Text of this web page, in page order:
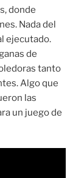
donde
Nada del
ejecutado.
de
tanto
Algo que
las
un juego de